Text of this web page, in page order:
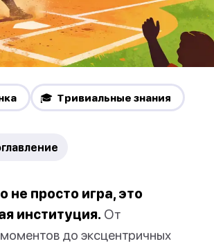
🎓 Тривиальные знания
не просто игра, это
институция. От
до эксцентричных